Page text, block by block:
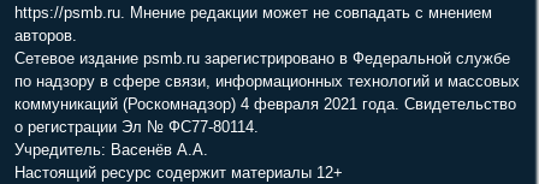
https://psmb.ru. Мнение редакции может не совпадать с мнением
авторов.
Сетевое издание psmb.ru зарегистрировано в Федеральной службе
по надзору в сфере связи, информационных технологий и массовых
коммуникаций (Роскомнадзор) 4 февраля 2021 года. Свидетельство
о регистрации Эл № ФС77-80114.
Учредитель: Васенёв А.А.
Настоящий ресурс содержит материалы 12+